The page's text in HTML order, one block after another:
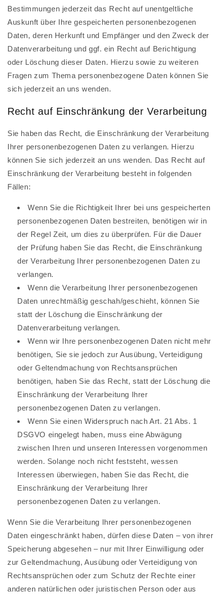
Bestimmungen jederzeit das Recht auf unentgeltliche
Auskunft über Ihre gespeicherten personenbezogenen
Daten, deren Herkunft und Empfänger und den Zweck der
Datenverarbeitung und ggf. ein Recht auf Berichtigung
oder Löschung dieser Daten. Hierzu sowie zu weiteren
Fragen zum Thema personenbezogene Daten können Sie
sich jederzeit an uns wenden.
Recht auf Einschränkung der Verarbeitung
Sie haben das Recht, die Einschränkung der Verarbeitung
Ihrer personenbezogenen Daten zu verlangen. Hierzu
können Sie sich jederzeit an uns wenden. Das Recht auf
Einschränkung der Verarbeitung besteht in folgenden
Fällen:
Wenn Sie die Richtigkeit Ihrer bei uns gespeicherten
personenbezogenen Daten bestreiten, benötigen wir in
der Regel Zeit, um dies zu überprüfen. Für die Dauer
der Prüfung haben Sie das Recht, die Einschränkung
der Verarbeitung Ihrer personenbezogenen Daten zu
verlangen.
Wenn die Verarbeitung Ihrer personenbezogenen
Daten unrechtmäßig geschah/geschieht, können Sie
statt der Löschung die Einschränkung der
Datenverarbeitung verlangen.
Wenn wir Ihre personenbezogenen Daten nicht mehr
benötigen, Sie sie jedoch zur Ausübung, Verteidigung
oder Geltendmachung von Rechtsansprüchen
benötigen, haben Sie das Recht, statt der Löschung die
Einschränkung der Verarbeitung Ihrer
personenbezogenen Daten zu verlangen.
Wenn Sie einen Widerspruch nach Art. 21 Abs. 1
DSGVO eingelegt haben, muss eine Abwägung
zwischen Ihren und unseren Interessen vorgenommen
werden. Solange noch nicht feststeht, wessen
Interessen überwiegen, haben Sie das Recht, die
Einschränkung der Verarbeitung Ihrer
personenbezogenen Daten zu verlangen.
Wenn Sie die Verarbeitung Ihrer personenbezogenen
Daten eingeschränkt haben, dürfen diese Daten – von ihrer
Speicherung abgesehen – nur mit Ihrer Einwilligung oder
zur Geltendmachung, Ausübung oder Verteidigung von
Rechtsansprüchen oder zum Schutz der Rechte einer
anderen natürlichen oder juristischen Person oder aus